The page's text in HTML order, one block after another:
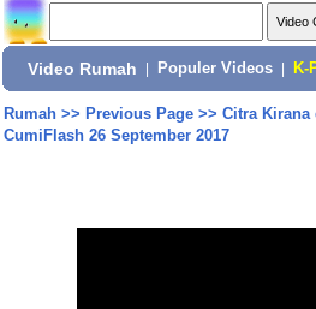
Video Rumah Populer Videos K-
Rumah>> Previous Page>> Citra Kirana
CumiFlash 26 September 2017